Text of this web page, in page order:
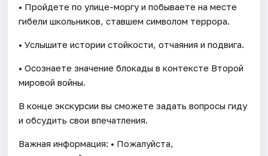
• Пройдете по улице-моргу и побываете на месте
гибели школьников, ставшем символом террора.
• Услышите истории стойкости, отчаяния и подвига.
• Осознаете значение блокады в контексте Второй
мировой войны.
В конце экскурсии вы сможете задать вопросы гиду
и обсудить свои впечатления.
Важная информация: • Пожалуйста,